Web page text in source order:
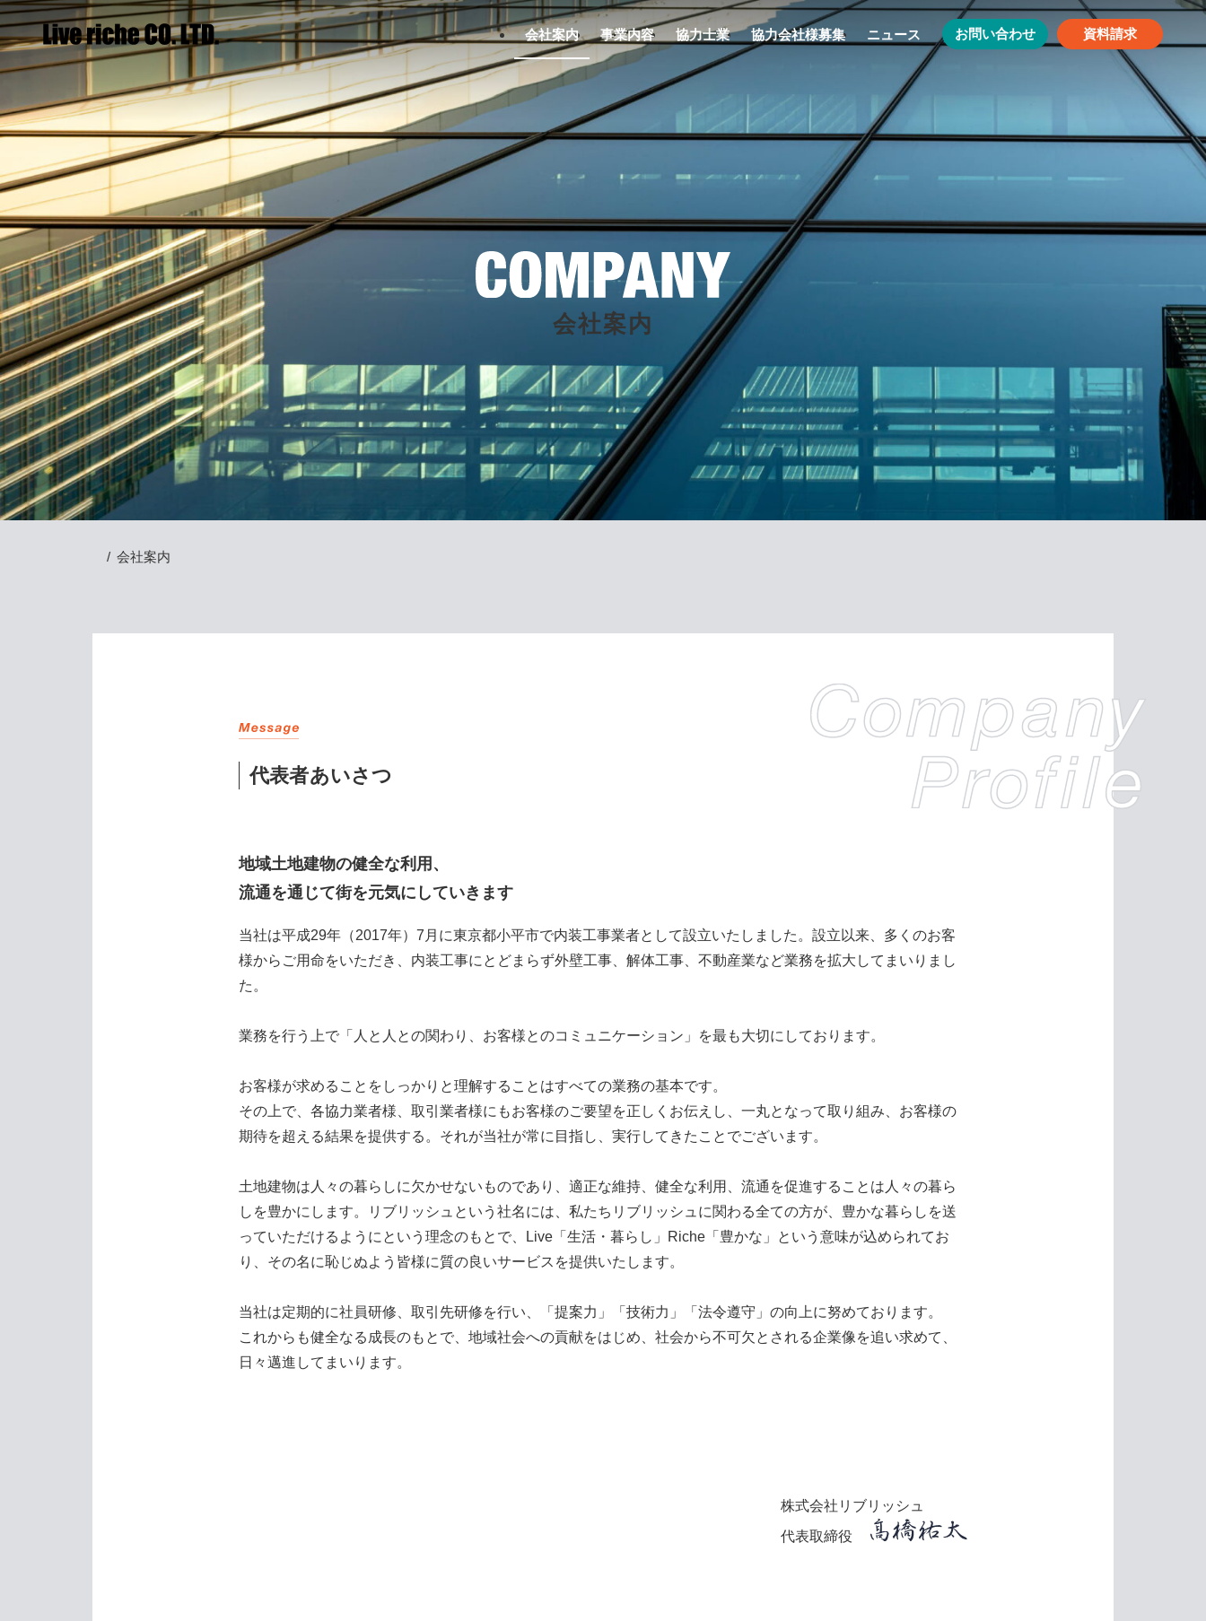
会社案内 事業内容 協力士業 協力会社様募集 ニュース お問い合わせ 資料請求
会社案内
会社案内
代表者あいさつ
地域土地建物の健全な利用、
流通を通じて街を元気にしていきます
当社は平成29年（2017年）7月に東京都小平市で内装工事業者として設立いたしました。設立以来、多くのお客
様からご用命をいただき、内装工事にとどまらず外壁工事、解体工事、不動産業など業務を拡大してまいりまし
た。
業務を行う上で「人と人との関わり、お客様とのコミュニケーション」を最も大切にしております。
お客様が求めることをしっかりと理解することはすべての業務の基本です。
その上で、各協力業者様、取引業者様にもお客様のご要望を正しくお伝えし、一丸となって取り組み、お客様の
期待を超える結果を提供する。それが当社が常に目指し、実行してきたことでございます。
土地建物は人々の暮らしに欠かせないものであり、適正な維持、健全な利用、流通を促進することは人々の暮ら
しを豊かにします。リブリッシュという社名には、私たちリブリッシュに関わる全ての方が、豊かな暮らしを送
っていただけるようにという理念のもとで、Live「生活・暮らし」Riche「豊かな」という意味が込められてお
り、その名に恥じぬよう皆様に質の良いサービスを提供いたします。
当社は定期的に社員研修、取引先研修を行い、「提案力」「技術力」「法令遵守」の向上に努めております。
これからも健全なる成長のもとで、地域社会への貢献をはじめ、社会から不可欠とされる企業像を追い求めて、
日々邁進してまいります。
株式会社リブリッシュ
代表取締役